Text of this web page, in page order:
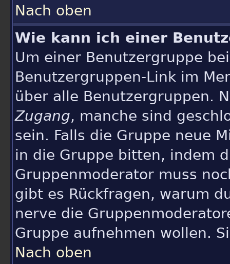
Nach oben
Wie kann ich einer
Um einer Benutzergruppe
Benutzergruppen-Link im
über alle Benutzergruppen.
Zugang, manche sind
sein. Falls die Gruppe neue
in die Gruppe bitten, indem
Gruppenmoderator muss
gibt es Rückfragen, warum
nerve die
Gruppe aufnehmen wollen.
Nach oben